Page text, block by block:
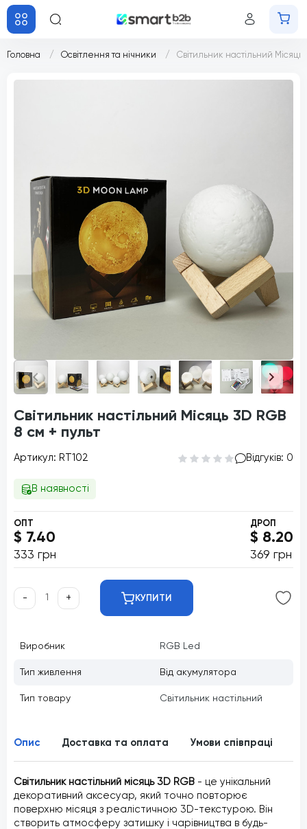
Головна Освітлення та нічники Світильник настільний Місяць
Світильник настільний Місяць 3D RGB
8 см + пульт
Артикул: RT102 Відгуків: 0
В наявності
ОПТ
$ 7.40
333 грн
ДРОП
$ 8.20
369 грн
- + КУПИТИ
Виробник RGB Led
Тип живлення Від акумулятора
Тип товару Світильник настільний
Опис Доставка та оплата Умови співпраці
Світильник настільний місяць 3D RGB - це унікальний
декоративний аксесуар, який точно повторює
поверхню місяця з реалістичною 3D-текстурою. Він
створить атмосферу затишку і чарівництва в будь-